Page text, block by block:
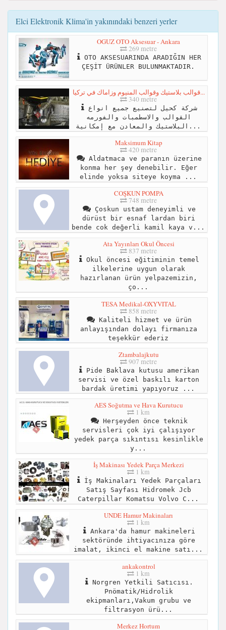
Elci Elektronik Klima'in yakınındaki benzeri yerler
OGUZ OTO Aksesuar - Ankara
269 metre
OTO AKSESUARINDA ARADIĞIN HER
ÇEŞİT ÜRÜNLER BULUNMAKTADIR.
قوالب بلاستيك وقوالب المنيوم وزاماك في تركيا...
340 metre
شركة كحيل لتصنيع جميع انواع
القوالب والاسطمبات والفورمه
البلاستيك والمعادن مع إمكانية...
Maksimum Kitap
420 metre
Aldatmaca ve paranın üzerine
konma her şey denebilir. Eğer
elinde yoksa siteye koyma ...
COŞKUN POMPA
748 metre
Çoskun ustam deneyimli ve
dürüst bir esnaf lardan biri
bende cok değerli kamil kaya v...
Ata Yayınları Okul Öncesi
837 metre
Okul öncesi eğitiminin temel
ilkelerine uygun olarak
hazırlanan ürün yelpazemizin,
ço...
TESA Medikal-OXYVITAL
858 metre
Kaliteli hizmet ve ürün
anlayışından dolayı firmanıza
teşekkür ederiz
Ztambalajkutu
907 metre
Pide Baklava kutusu amerikan
servisi ve özel baskılı karton
bardak üretimi yapıyoruz ...
AES Soğutma ve Hava Kurutucu
1 km
Herşeyden önce teknik
servisleri çok iyi çalışıyor
yedek parça sıkıntısı kesinlikle
y...
İş Makinası Yedek Parça Merkezi
1 km
İş Makinaları Yedek Parçaları
Satış Sayfası Hidromek Jcb
Caterpillar Komatsu Volvo C...
UNDE Hamur Makinaları
1 km
Ankara'da hamur makineleri
sektöründe ihtiyacınıza göre
imalat, ikinci el makine satı...
ankakontrol
1 km
Norgren Yetkili Satıcısı.
Pnömatik/Hidrolik
ekipmanları,Vakum grubu ve
filtrasyon ürü...
Merkez Hortum